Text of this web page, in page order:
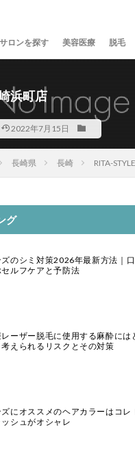
ロンを探す 美容医療 脱毛
浜町店
2022年7月15日
長崎県 長崎 RITA-
グ
ズのシミ対策2026年最新方法｜
ルフケアと予防法
ーザー脱毛に使用する麻酔には
考えられるリスクとその対策
ズにオススメのヘアカラーはコレ
シュがオシャレ